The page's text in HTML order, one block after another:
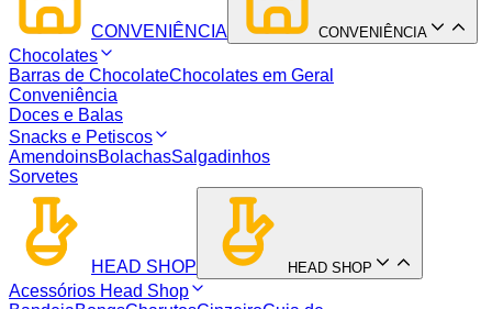
CONVENIÊNCIA CONVENIÊNCIA
Chocolates
Barras de ChocolateChocolates em Geral
Conveniência
Doces e Balas
Snacks e Petiscos
AmendoinsBolachasSalgadinhos
Sorvetes
HEAD SHOP HEAD SHOP
Acessórios Head Shop